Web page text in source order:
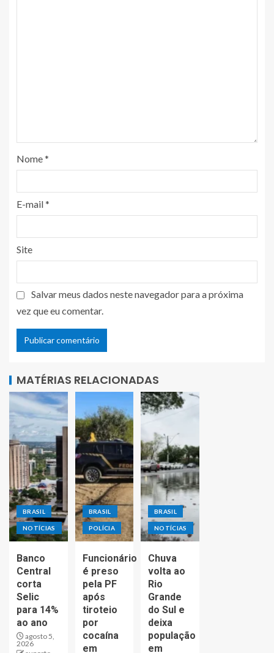
Nome*
E-mail*
Site
Salvar meus dados neste navegador para a próxima
vez que eu comentar.
MATÉRIAS RELACIONADAS
BRASIL
NOTÍCIAS
Banco
Central
corta
Selic
para 14%
ao ano
agosto 5,
2026
BRASIL
POLÍCIA
Funcionário
é preso
pela PF
após
tiroteio
por
cocaína
em
BRASIL
NOTÍCIAS
Chuva
volta ao
Rio
Grande
do Sul e
deixa
população
em